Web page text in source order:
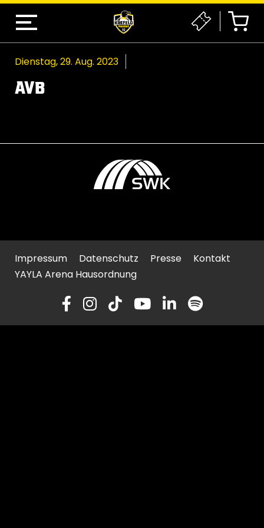
Dienstag, 29. Aug. 2023
AVB
Impressum Datenschutz Presse
Kontakt
YAYLA Arena Hausordnung